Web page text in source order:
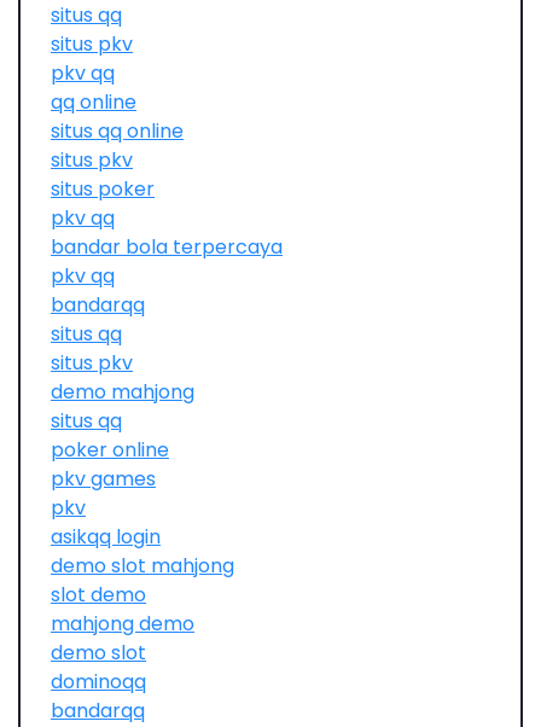
situs qq
situs pkv
pkv qq
qq online
situs qq online
situs pkv
situs poker
pkv qq
bandar bola terpercaya
pkv qq
bandarqq
situs qq
situs pkv
demo mahjong
situs qq
poker online
pkv games
pkv
asikqq login
demo slot mahjong
slot demo
mahjong demo
demo slot
dominoqq
bandarqq